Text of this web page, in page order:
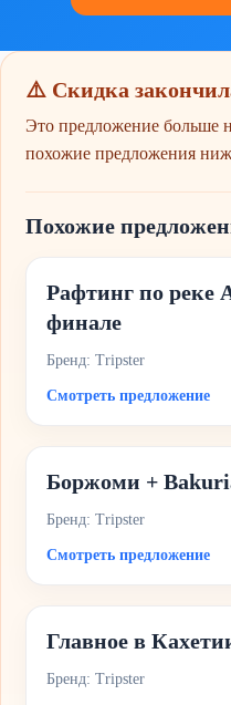
⚠️ Скидка
Это предложение больше
похожие предложения
Похожие
Рафтинг по реке
финале
Бренд: Tripster
Смотреть предложение
Боржоми +
Бренд: Tripster
Смотреть предложение
Главное в
Бренд: Tripster